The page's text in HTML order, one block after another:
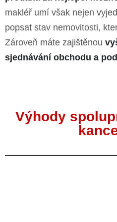
makléř umí však nejen
popsat stav nemovitosti,
Zároveň máte zajištěnou
sjednávání obchodu a
Výhody